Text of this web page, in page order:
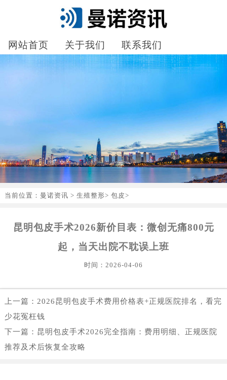
网站首页 关于我们 联系我们
当前位置： 曼诺资讯 > 生殖整形> 包皮>
昆明包皮手术2026新价目表：微创无痛800元
起，当天出院不耽误上班
时间：2026-04-06
上一篇： 2026昆明包皮手术费用价格表+正规医院排名，看完
少花冤枉钱
下一篇： 昆明包皮手术2026完全指南：费用明细、正规医院
推荐及术后恢复全攻略